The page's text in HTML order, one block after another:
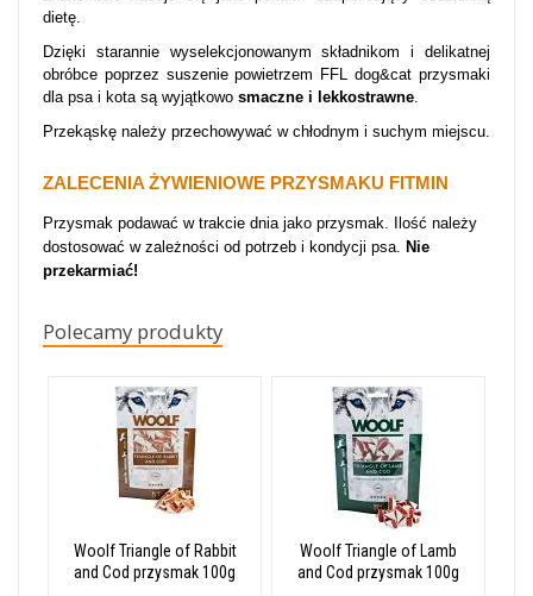
dietę.
Dzięki starannie wyselekcjonowanym składnikom i delikatnej
obróbce poprzez suszenie powietrzem FFL dog&cat przysmaki
dla psa i kota są wyjątkowo smaczne i lekkostrawne.
Przekąskę należy przechowywać w chłodnym i suchym miejscu.
ZALECENIA ŻYWIENIOWE PRZYSMAKU FITMIN
Przysmak podawać w trakcie dnia jako przysmak. Ilość należy
dostosować w zależności od potrzeb i kondycji psa. Nie
przekarmiać!
Polecamy produkty
Woolf Triangle of Rabbit
and Cod przysmak 100g
Woolf Triangle of Lamb
and Cod przysmak 100g